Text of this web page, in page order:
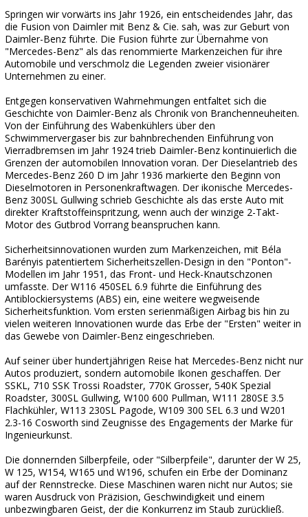
Springen wir vorwärts ins Jahr 1926, ein entscheidendes Jahr, das
die Fusion von Daimler mit Benz & Cie. sah, was zur Geburt von
Daimler-Benz führte. Die Fusion führte zur Übernahme von
"Mercedes-Benz" als das renommierte Markenzeichen für ihre
Automobile und verschmolz die Legenden zweier visionärer
Unternehmen zu einer.
Entgegen konservativen Wahrnehmungen entfaltet sich die
Geschichte von Daimler-Benz als Chronik von Branchenneuheiten.
Von der Einführung des Wabenkühlers über den
Schwimmervergaser bis zur bahnbrechenden Einführung von
Vierradbremsen im Jahr 1924 trieb Daimler-Benz kontinuierlich die
Grenzen der automobilen Innovation voran. Der Dieselantrieb des
Mercedes-Benz 260 D im Jahr 1936 markierte den Beginn von
Dieselmotoren in Personenkraftwagen. Der ikonische Mercedes-
Benz 300SL Gullwing schrieb Geschichte als das erste Auto mit
direkter Kraftstoffeinspritzung, wenn auch der winzige 2-Takt-
Motor des Gutbrod Vorrang beanspruchen kann.
Sicherheitsinnovationen wurden zum Markenzeichen, mit Béla
Barényis patentiertem Sicherheitszellen-Design in den "Ponton"-
Modellen im Jahr 1951, das Front- und Heck-Knautschzonen
umfasste. Der W116 450SEL 6.9 führte die Einführung des
Antiblockiersystems (ABS) ein, eine weitere wegweisende
Sicherheitsfunktion. Vom ersten serienmäßigen Airbag bis hin zu
vielen weiteren Innovationen wurde das Erbe der "Ersten" weiter in
das Gewebe von Daimler-Benz eingeschrieben.
Auf seiner über hundertjährigen Reise hat Mercedes-Benz nicht nur
Autos produziert, sondern automobile Ikonen geschaffen. Der
SSKL, 710 SSK Trossi Roadster, 770K Grosser, 540K Spezial
Roadster, 300SL Gullwing, W100 600 Pullman, W111 280SE 3.5
Flachkühler, W113 230SL Pagode, W109 300 SEL 6.3 und W201
2.3-16 Cosworth sind Zeugnisse des Engagements der Marke für
Ingenieurkunst.
Die donnernden Silberpfeile, oder "Silberpfeile", darunter der W 25,
W 125, W154, W165 und W196, schufen ein Erbe der Dominanz
auf der Rennstrecke. Diese Maschinen waren nicht nur Autos; sie
waren Ausdruck von Präzision, Geschwindigkeit und einem
unbezwingbaren Geist, der die Konkurrenz im Staub zurückließ.